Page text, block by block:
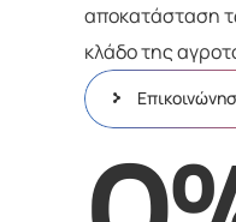
αποκατάσταση
κλάδο της